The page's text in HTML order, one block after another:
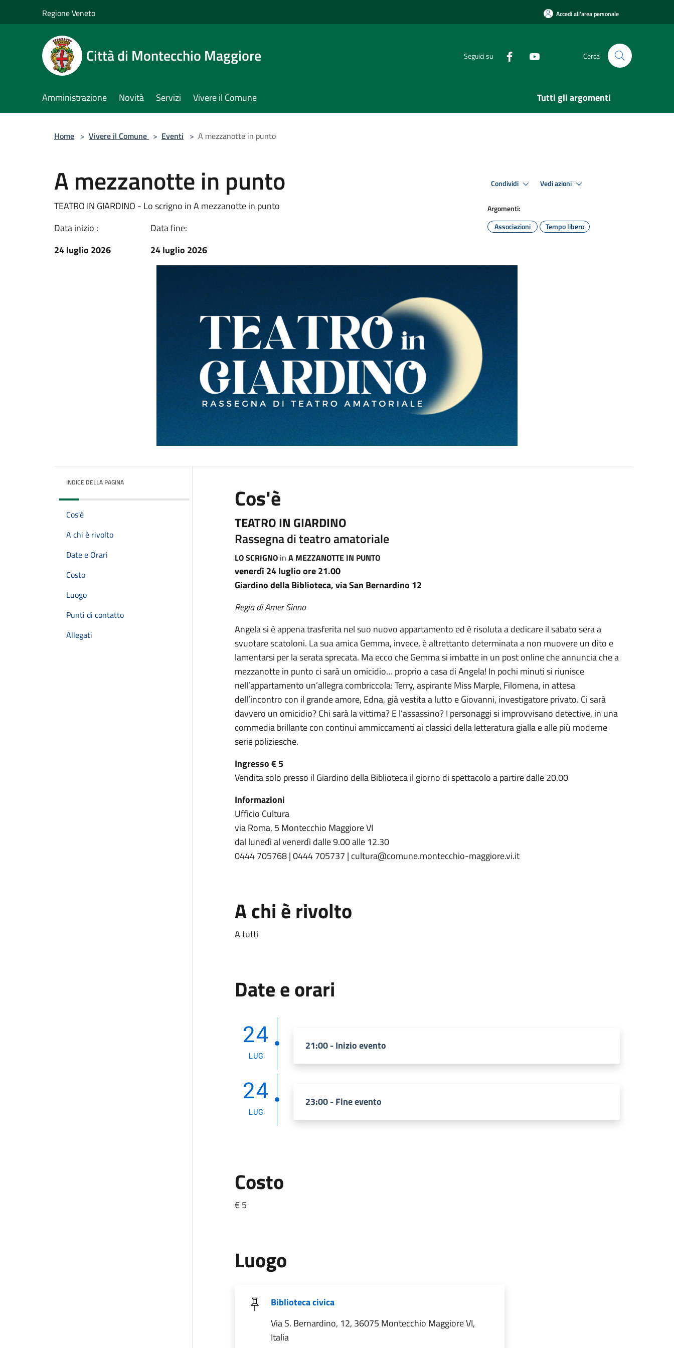
Regione Veneto Accedi all'area personale
Città di Montecchio Maggiore Seguici su Cerca
Amministrazione Novità Servizi Vivere il Comune Tutti gli argomenti
Home > Vivere il Comune > Eventi > A mezzanotte in punto
A mezzanotte in punto
TEATRO IN GIARDINO - Lo scrigno in A mezzanotte in punto
Data inizio :
24 luglio 2026
Data fine:
24 luglio 2026
Condividi Vedi azioni
Argomenti:
Associazioni
Tempo libero
INDICE DELLA PAGINA
Cos'è
A chi è rivolto
Date e Orari
Costo
Luogo
Punti di contatto
Allegati
Cos'è
TEATRO IN GIARDINO
Rassegna di teatro amatoriale
LO SCRIGNO in A MEZZANOTTE IN PUNTO
venerdì 24 luglio ore 21.00
Giardino della Biblioteca, via San Bernardino 12
Regia di Amer Sinno
Angela si è appena trasferita nel suo nuovo appartamento ed è risoluta a dedicare il sabato sera a
svuotare scatoloni. La sua amica Gemma, invece, è altrettanto determinata a non muovere un dito e
lamentarsi per la serata sprecata. Ma ecco che Gemma si imbatte in un post online che annuncia che a
mezzanotte in punto ci sarà un omicidio… proprio a casa di Angela! In pochi minuti si riunisce
nell’appartamento un’allegra combriccola: Terry, aspirante Miss Marple, Filomena, in attesa
dell’incontro con il grande amore, Edna, già vestita a lutto e Giovanni, investigatore privato. Ci sarà
davvero un omicidio? Chi sarà la vittima? E l’assassino? I personaggi si improvvisano detective, in una
commedia brillante con continui ammiccamenti ai classici della letteratura gialla e alle più moderne
serie poliziesche.
Ingresso € 5
Vendita solo presso il Giardino della Biblioteca il giorno di spettacolo a partire dalle 20.00
Informazioni
Ufficio Cultura
via Roma, 5 Montecchio Maggiore VI
dal lunedì al venerdì dalle 9.00 alle 12.30
0444 705768 | 0444 705737 | cultura@comune.montecchio-maggiore.vi.it
A chi è rivolto
A tutti
Date e orari
24
LUG
21:00 - Inizio evento
24
LUG
23:00 - Fine evento
Costo
€ 5
Luogo
Biblioteca civica
Via S. Bernardino, 12, 36075 Montecchio Maggiore VI,
Italia